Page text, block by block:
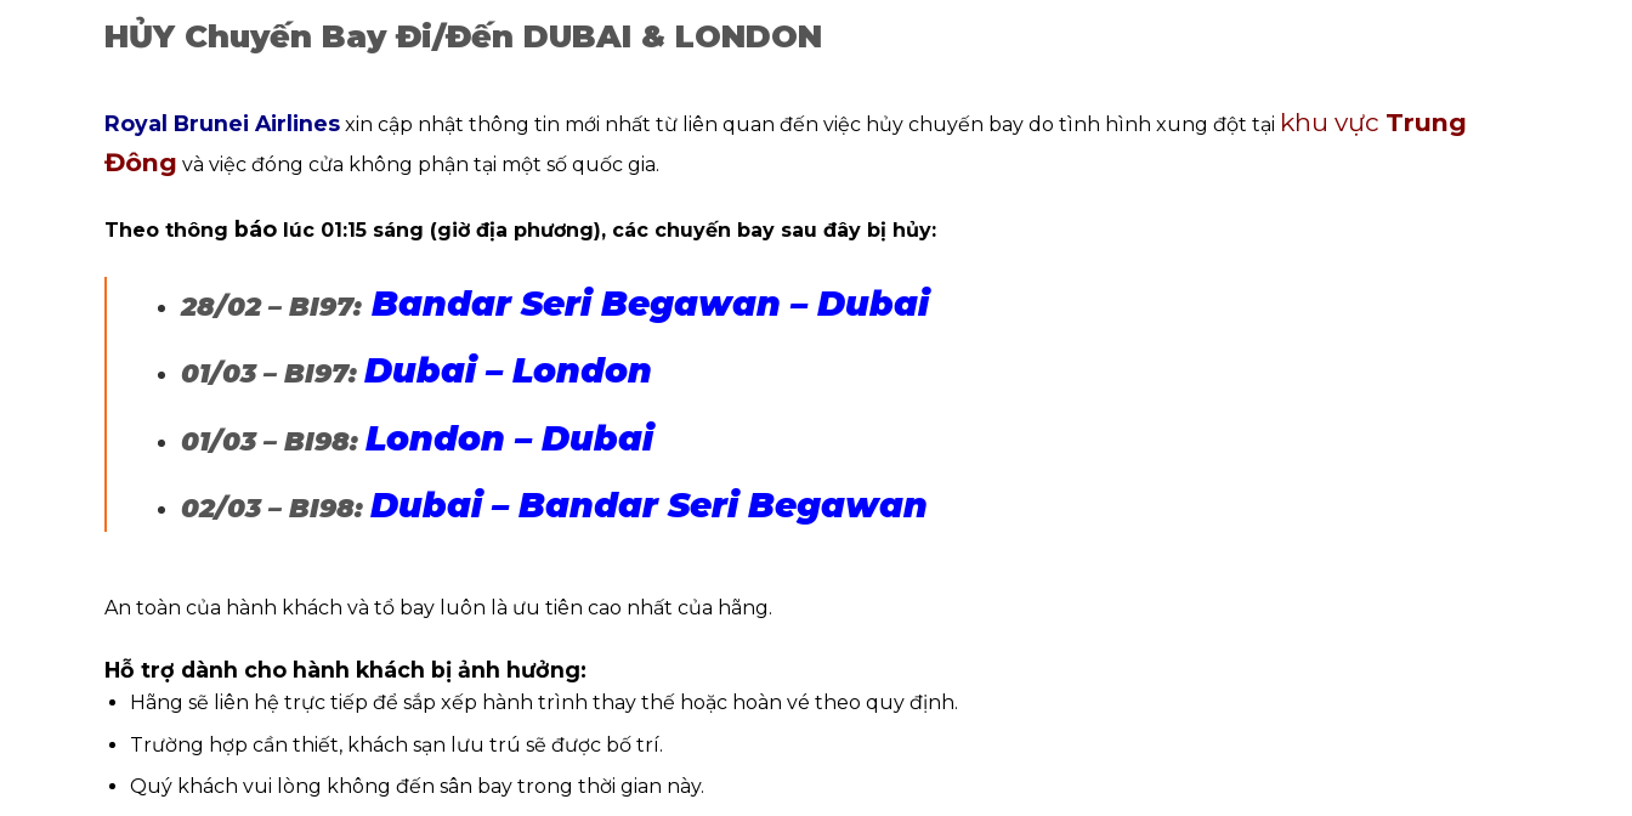
HỦY Chuyến Bay Đi/Đến DUBAI & LONDON
Royal Brunei Airlines xin cập nhật thông tin mới nhất từ liên quan đến việc hủy chuyến bay do tình hình xung đột tại khu vực Trung
Đông và việc đóng cửa không phận tại một số quốc gia.
Theo thông báo lúc 01:15 sáng (giờ địa phương), các chuyến bay sau đây bị hủy:
28/02 – BI97:Bandar Seri Begawan – Dubai
01/03 – BI97: Dubai – London
01/03 – BI98: London – Dubai
02/03 – BI98: Dubai – Bandar Seri Begawan
An toàn của hành khách và tổ bay luôn là ưu tiên cao nhất của hãng.
Hỗ trợ dành cho hành khách bị ảnh hưởng:
Hãng sẽ liên hệ trực tiếp để sắp xếp hành trình thay thế hoặc hoàn vé theo quy định.
Trường hợp cần thiết, khách sạn lưu trú sẽ được bố trí.
Quý khách vui lòng không đến sân bay trong thời gian này.